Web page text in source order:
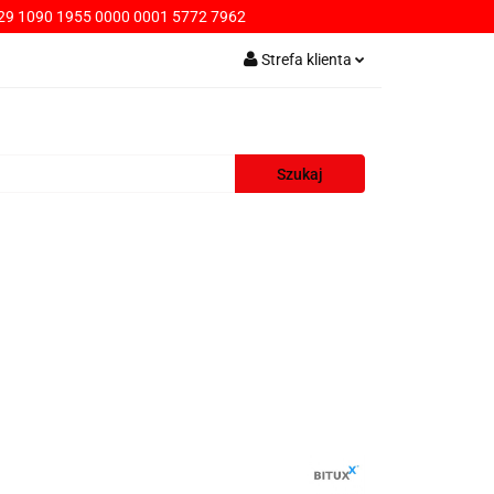
29 1090 1955 0000 0001 5772 7962
Strefa klienta
Zarejestruj się
Dodaj zgłoszenie
PŁATNOŚCI